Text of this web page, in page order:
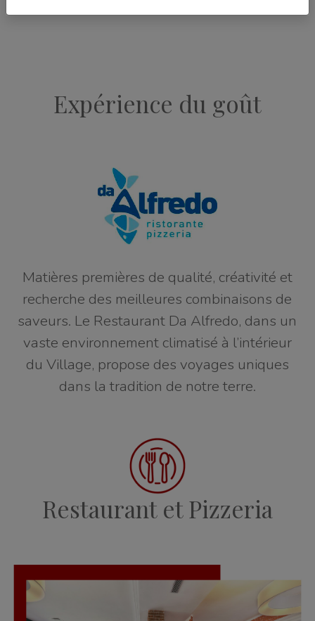
Expérience du goût
Matières premières de qualité, créativité et
recherche des meilleures combinaisons de
saveurs. Le Restaurant Da Alfredo, dans un
vaste environnement climatisé à l’intérieur
du Village, propose des voyages uniques
dans la tradition de notre terre.
Restaurant et Pizzeria